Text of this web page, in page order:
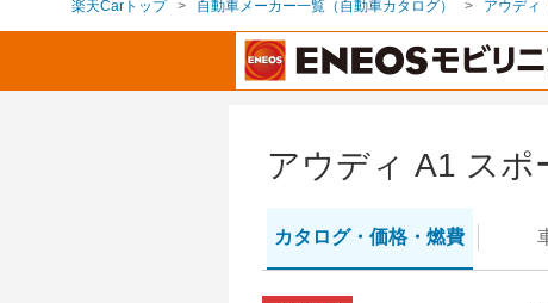
楽天Carトップ 自動車メーカー一覧（自動車カタログ） アウディ
アウディ A1 スポ
カタログ・価格・燃費